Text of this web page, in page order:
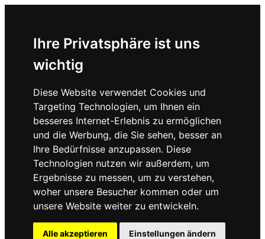
Ihre Privatsphäre ist uns
wichtig
Diese Website verwendet Cookies und
Targeting Technologien, um Ihnen ein
besseres Internet-Erlebnis zu ermöglichen
und die Werbung, die Sie sehen, besser an
Ihre Bedürfnisse anzupassen. Diese
Technologien nutzen wir außerdem, um
Ergebnisse zu messen, um zu verstehen,
woher unsere Besucher kommen oder um
unsere Website weiter zu entwickeln.
Alle akzeptieren Einstellungen ändern